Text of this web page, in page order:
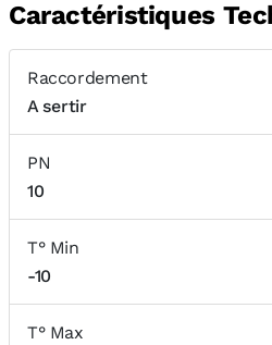
Caractéristiques
Raccordement
A sertir
PN
10
T° Min
-10
T° Max